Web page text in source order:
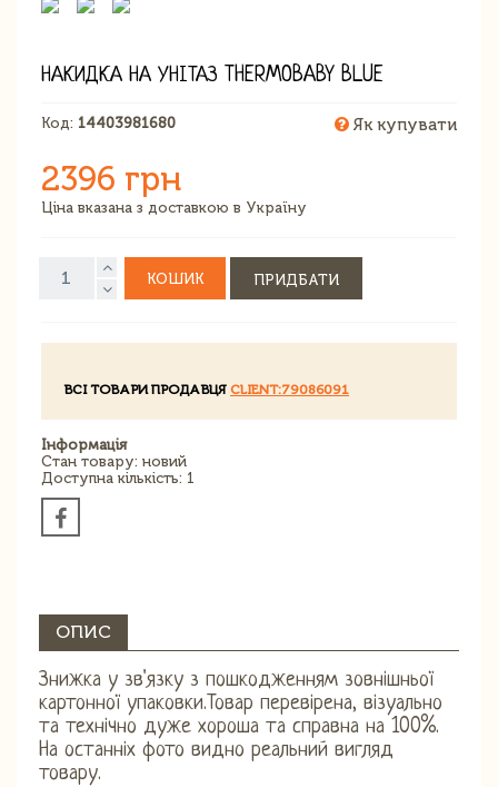
НАКИДКА НА УНІТАЗ THERMOBABY BLUE
Код: 14403981680 Як купувати
2396 грн
Ціна вказана з доставкою в Україну
КОШИК ПРИДБАТИ
ВСІ ТОВАРИ ПРОДАВЦЯ CLIENT:79086091
Інформація
Стан товару: новий
Доступна кількість: 1
ОПИС
Знижка у зв'язку з пошкодженням зовнішньої
картонної упаковки.Товар перевірена, візуально
та технічно дуже хороша та справна на 100%.
На останніх фото видно реальний вигляд
товару.